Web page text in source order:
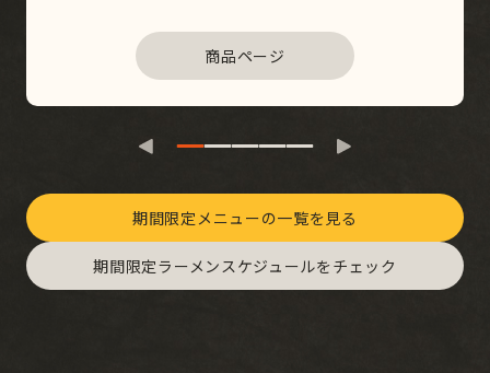
商品ページ
期間限定メニューの一覧を見る
期間限定ラーメンスケジュールをチェック